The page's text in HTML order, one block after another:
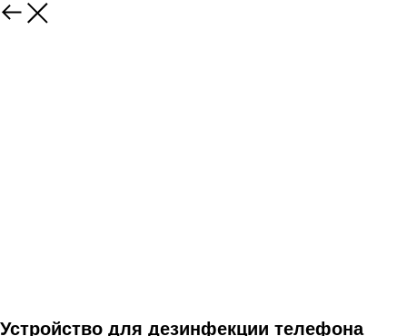
Устройство для дезинфекции телефона